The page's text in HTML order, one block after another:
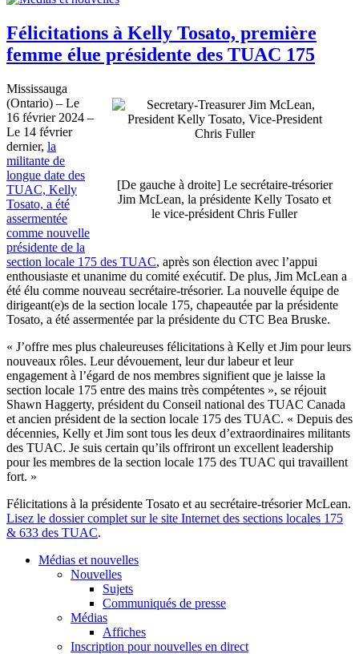
Félicitations à Kelly Tosato, première
femme élue présidente des TUAC 175
[De gauche à droite] Le secrétaire-trésorier
Jim McLean, la présidente Kelly Tosato et
le vice-président Chris Fuller
Mississauga
(Ontario) – Le
16 février 2024 –
Le 14 février
dernier, la
militante de
longue date des
TUAC, Kelly
Tosato, a été
assermentée
comme nouvelle
présidente de la
section locale 175 des TUAC, après son élection avec l’appui
enthousiaste et unanime du comité exécutif. De plus, Jim McLean a
été élu comme nouveau secrétaire-trésorier. La nouvelle équipe de
dirigeant(e)s de la section locale 175, chapeautée par la présidente
Tosato, a été assermentée par la présidente du CTC Bea Bruske.
« J’offre mes plus chaleureuses félicitations à Kelly et Jim pour leurs
nouveaux rôles. Leur dévouement, leur dur labeur et leur
engagement à l’égard de nos membres signifient que je laisse la
section locale 175 entre des mains très compétentes », se réjouit
Shawn Haggerty, président du Conseil national des TUAC Canada
et ancien président de la section locale 175 des TUAC. « Depuis des
décennies, Kelly et Jim sont tous les deux d’extraordinaires militants
des TUAC. Je suis certain qu’ils offriront un excellent leadership
pour les membres de la section locale 175 des TUAC qui travaillent
fort. »
Félicitations à la présidente Tosato et au secrétaire-trésorier McLean.
Lisez le dossier complet sur le site Internet des sections locales 175
& 633 des TUAC.
Médias et nouvelles
Nouvelles
Sujets
Communiqués de presse
Médias
Affiches
Inscription pour nouvelles en direct